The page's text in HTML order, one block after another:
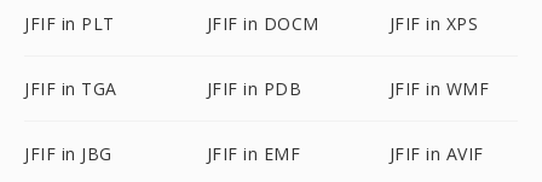
JFIF in PLT JFIF in DOCM JFIF in XPS
JFIF in TGA JFIF in PDB JFIF in WMF
JFIF in JBG JFIF in EMF JFIF in AVIF